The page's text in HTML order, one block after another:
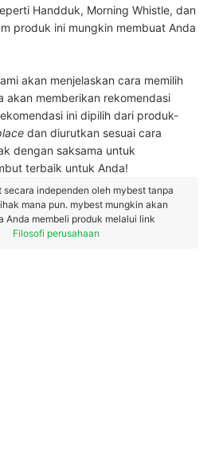
Handduk, Morning Whistle, dan
produk ini mungkin membuat Anda
akan menjelaskan cara memilih
akan memberikan rekomendasi
ini dipilih dari produk-
dan diurutkan sesuai cara
dengan saksama untuk
terbaik untuk Anda!
independen oleh mybest tanpa
mana pun. mybest mungkin akan
Anda membeli produk melalui link
Filosofi perusahaan